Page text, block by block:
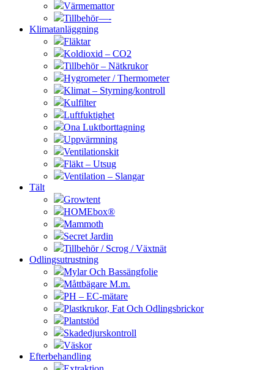
Värmemattor
Tillbehör—-
Klimatanläggning
Fläktar
Koldioxid – CO2
Tillbehör – Nätkrukor
Hygrometer / Thermometer
Klimat – Styrning/kontroll
Kulfilter
Luftfuktighet
Ona Luktborttagning
Uppvärmning
Ventilationskit
Fläkt – Utsug
Ventilation – Slangar
Tält
Growtent
HOMEbox®
Mammoth
Secret Jardin
Tillbehör / Scrog / Växtnät
Odlingsutrustning
Mylar Och Bassängfolie
Måttbägare M.m.
PH – EC-mätare
Plastkrukor, Fat Och Odlingsbrickor
Plantstöd
Skadedjurskontroll
Väskor
Efterbehandling